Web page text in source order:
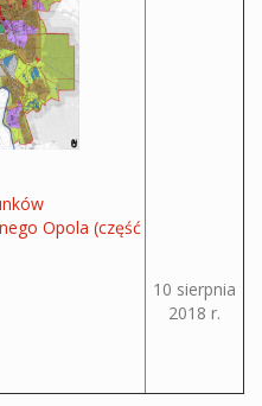
Opola (część
10 sierpnia
2018 r.